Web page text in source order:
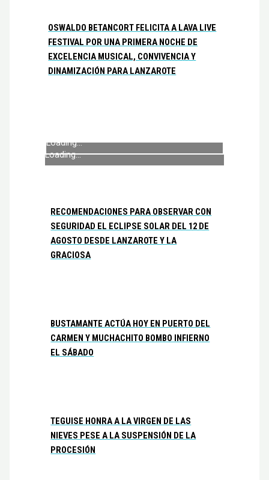
OSWALDO BETANCORT FELICITA A LAVA LIVE
FESTIVAL POR UNA PRIMERA NOCHE DE
EXCELENCIA MUSICAL, CONVIVENCIA Y
DINAMIZACIÓN PARA LANZAROTE
Loading...
Loading...
RECOMENDACIONES PARA OBSERVAR CON
SEGURIDAD EL ECLIPSE SOLAR DEL 12 DE
AGOSTO DESDE LANZAROTE Y LA
GRACIOSA
BUSTAMANTE ACTÚA HOY EN PUERTO DEL
CARMEN Y MUCHACHITO BOMBO INFIERNO
EL SÁBADO
TEGUISE HONRA A LA VIRGEN DE LAS
NIEVES PESE A LA SUSPENSIÓN DE LA
PROCESIÓN